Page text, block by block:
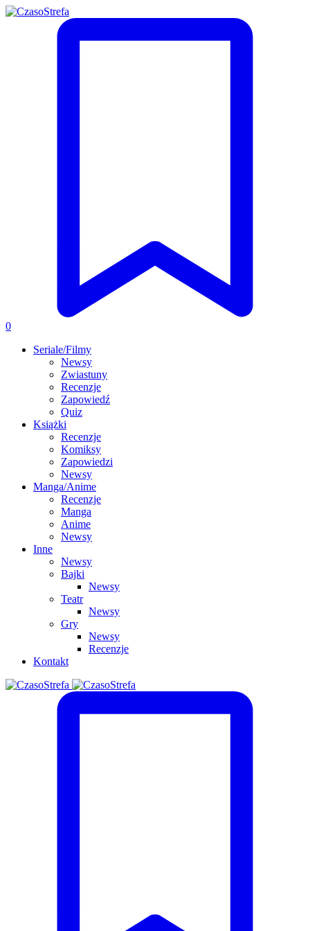
0
Seriale/Filmy
Newsy
Zwiastuny
Recenzje
Zapowiedź
Quiz
Książki
Recenzje
Komiksy
Zapowiedzi
Newsy
Manga/Anime
Recenzje
Manga
Anime
Newsy
Inne
Newsy
Bajki
Newsy
Teatr
Newsy
Gry
Newsy
Recenzje
Kontakt